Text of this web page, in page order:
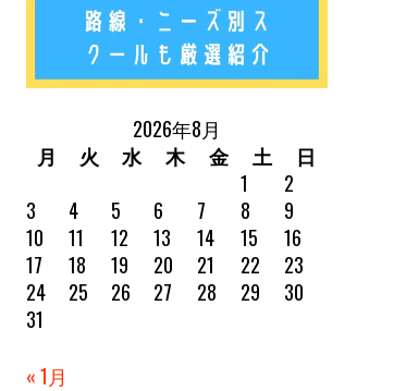
2026年8月
月
火 水 木 金 土
日
1
2
3
4 5 6 7 8
9
10
11 12 13 14 15
16
17
18 19 20 21 22
23
24
25 26 27 28 29
30
31
« 1月